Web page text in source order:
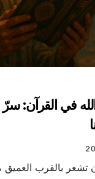
في القرآن: سرّ
تشعر بالقرب